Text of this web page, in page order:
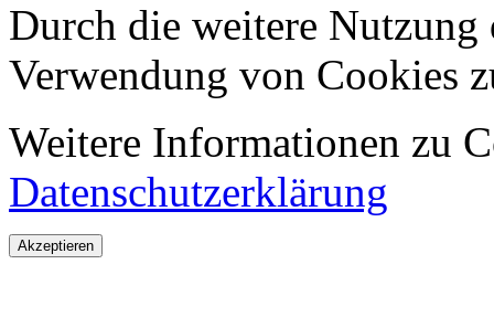
Durch die weitere Nutzung
Verwendung von Cookies
Weitere Informationen zu
Datenschutzerklärung
Akzeptieren